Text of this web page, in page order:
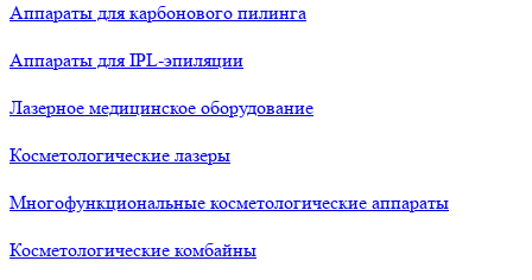
Аппараты для карбонового пилинга
Аппараты для IPL-эпиляции
Лазерное медицинское оборудование
Косметологические лазеры
Многофункциональные косметологические аппараты
Косметологические комбайны